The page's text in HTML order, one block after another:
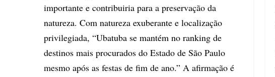
importante e contribuiria para a preservação da
natureza. Com natureza exuberante e localização
privilegiada, “Ubatuba se mantém no ranking de
destinos mais procurados do Estado de São Paulo
mesmo após as festas de fim de ano.” A afirmação é